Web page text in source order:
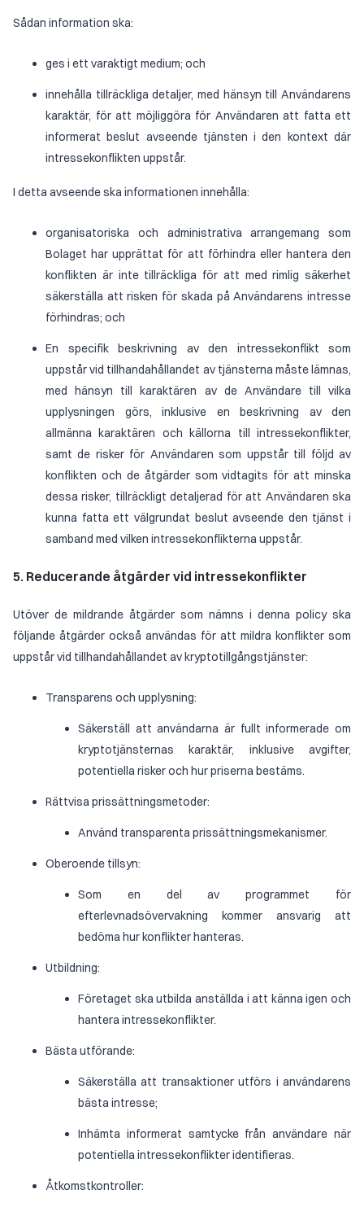
Sådan information ska:
ges i ett varaktigt medium; och
innehålla tillräckliga detaljer, med hänsyn till Användarens
karaktär, för att möjliggöra för Användaren att fatta ett
informerat beslut avseende tjänsten i den kontext där
intressekonflikten uppstår.
I detta avseende ska informationen innehålla:
organisatoriska och administrativa arrangemang som
Bolaget har upprättat för att förhindra eller hantera den
konflikten är inte tillräckliga för att med rimlig säkerhet
säkerställa att risken för skada på Användarens intresse
förhindras; och
En specifik beskrivning av den intressekonflikt som
uppstår vid tillhandahållandet av tjänsterna måste lämnas,
med hänsyn till karaktären av de Användare till vilka
upplysningen görs, inklusive en beskrivning av den
allmänna karaktären och källorna till intressekonflikter,
samt de risker för Användaren som uppstår till följd av
konflikten och de åtgärder som vidtagits för att minska
dessa risker, tillräckligt detaljerad för att Användaren ska
kunna fatta ett välgrundat beslut avseende den tjänst i
samband med vilken intressekonflikterna uppstår.
5. Reducerande åtgärder vid intressekonflikter
Utöver de mildrande åtgärder som nämns i denna policy ska
följande åtgärder också användas för att mildra konflikter som
uppstår vid tillhandahållandet av kryptotillgångstjänster:
Transparens och upplysning:
Säkerställ att användarna är fullt informerade om
kryptotjänsternas karaktär, inklusive avgifter,
potentiella risker och hur priserna bestäms.
Rättvisa prissättningsmetoder:
Använd transparenta prissättningsmekanismer.
Oberoende tillsyn:
Som en del av programmet för
efterlevnadsövervakning kommer ansvarig att
bedöma hur konflikter hanteras.
Utbildning:
Företaget ska utbilda anställda i att känna igen och
hantera intressekonflikter.
Bästa utförande:
Säkerställa att transaktioner utförs i användarens
bästa intresse;
Inhämta informerat samtycke från användare när
potentiella intressekonflikter identifieras.
Åtkomstkontroller: